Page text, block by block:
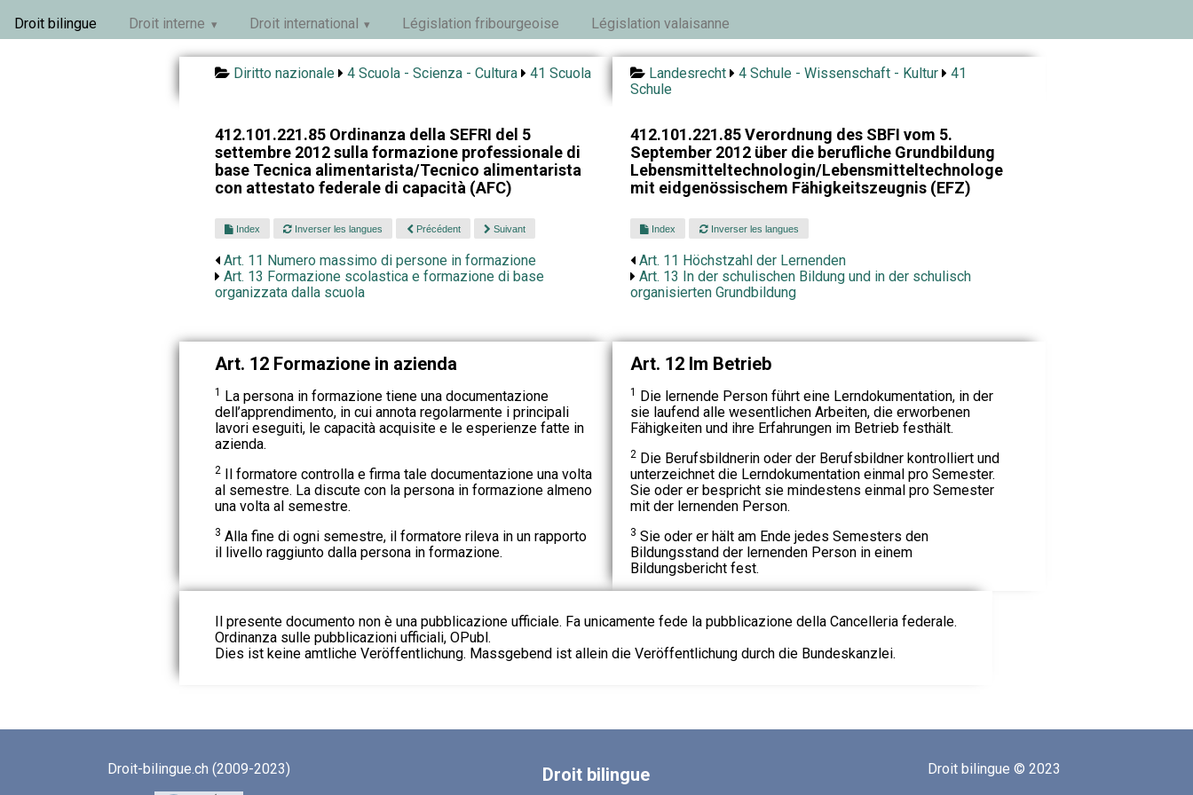
Droit bilingue Droit interne Droit international Législation fribourgeoise Législation valaisanne
Diritto nazionale 4 Scuola - Scienza - Cultura 41 Scuola Landesrecht 4 Schule - Wissenschaft - Kultur
41
Schule
412.101.221.85 Ordinanza della SEFRI del 5
settembre 2012 sulla formazione professionale di
base Tecnica alimentarista/Tecnico alimentarista
con attestato federale di capacità (AFC)
412.101.221.85 Verordnung des SBFI vom 5.
September 2012 über die berufliche Grundbildung
Lebensmitteltechnologin/Lebensmitteltechnologe
mit eidgenössischem Fähigkeitszeugnis (EFZ)
Index Inverser les langues Précédent Suivant
Art. 11 Numero massimo di persone in formazione
Art. 13 Formazione scolastica e formazione di base
organizzata dalla scuola
Index Inverser les langues
Art. 11 Höchstzahl der Lernenden
Art. 13 In der schulischen Bildung und in der schulisch
organisierten Grundbildung
Art. 12 Formazione in azienda
1 La persona in formazione tiene una documentazione
dell’apprendimento, in cui annota regolarmente i principali
lavori eseguiti, le capacità acquisite e le esperienze fatte in
azienda.
2Il formatore controlla e firma tale documentazione una volta
al semestre. La discute con la persona in formazione almeno
una volta al semestre.
3 Alla fine di ogni semestre, il formatore rileva in un rapporto
il livello raggiunto dalla persona in formazione.
Art. 12 Im Betrieb
1 Die lernende Person führt eine Lerndokumentation, in der
sie laufend alle wesentlichen Arbeiten, die erworbenen
Fähigkeiten und ihre Erfahrungen im Betrieb festhält.
2Die Berufsbildnerin oder der Berufsbildner kontrolliert und
unterzeichnet die Lerndokumentation einmal pro Semester.
Sie oder er bespricht sie mindestens einmal pro Semester
mit der lernenden Person.
3 Sie oder er hält am Ende jedes Semesters den
Bildungsstand der lernenden Person in einem
Bildungsbericht fest.
Il presente documento non è una pubblicazione ufficiale. Fa unicamente fede la pubblicazione della Cancelleria federale.
Ordinanza sulle pubblicazioni ufficiali, OPubl.
Dies ist keine amtliche Veröffentlichung. Massgebend ist allein die Veröffentlichung durch die Bundeskanzlei.
Droit-bilingue.ch (2009-2023) Droit bilingue Droit bilingue © 2023